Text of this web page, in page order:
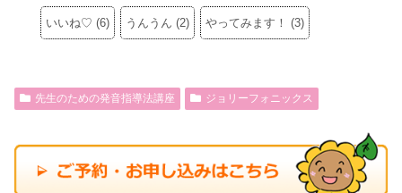
いいね♡ (6) うんうん (2) やってみます！ (3)
先生のための発音指導法講座 ジョリーフォニックス